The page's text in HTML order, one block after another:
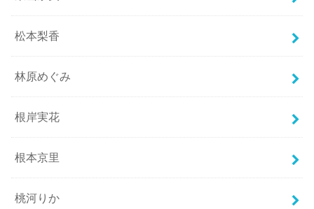
松本梨香
林原めぐみ
根岸実花
根本京里
桃河りか